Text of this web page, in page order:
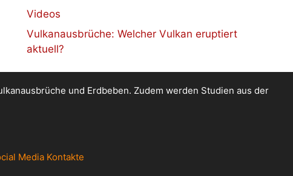
Videos
Vulkanausbrüche: Welcher Vulkan eruptiert
aktuell?
und Erdbeben. Zudem werden Studien aus der
Media Kontakte